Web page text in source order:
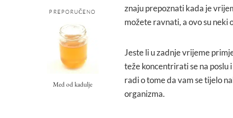
PREPORUČENO
Med od kadulje
znaju prepoznati kada je
možete ravnati, a ovo su neki
Jeste li u zadnje vrijeme
teže koncentrirati se na poslu
radi o tome da vam se tijelo
organizma.